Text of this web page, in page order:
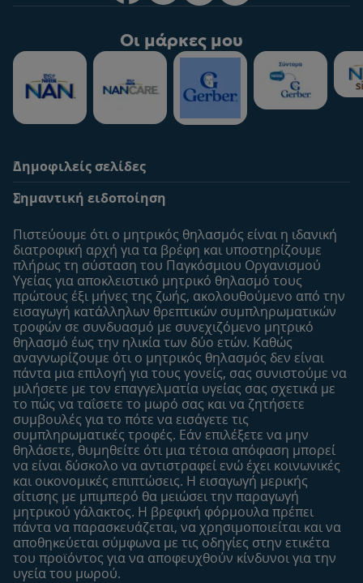
Οι μάρκες μου
Δημοφιλείς σελίδες
Οι Ειδικοί μας
Συχνές ερωτήσεις
Αναζήτηση
Επικοινώνησε μαζί μας
Σχετικά με εμάς
Η σελίδα μου
Το προφίλ μου
Είσοδος/Εγγραφή
Προϊόντα
Εύρεση προϊόντος
Οι μάρκες μου
Εύρεση καταστήματος
Δείγματα
Σημαντική ειδοποίηση
Πιστεύουμε ότι ο μητρικός θηλασμός είναι η ιδανική
διατροφική αρχή για τα βρέφη και υποστηρίζουμε
πλήρως τη σύσταση του Παγκόσμιου Οργανισμού
Υγείας για αποκλειστικό μητρικό θηλασμό τους
πρώτους έξι μήνες της ζωής, ακολουθούμενo από την
εισαγωγή κατάλληλων θρεπτικών συμπληρωματικών
τροφών σε συνδυασμό με συνεχιζόμενο μητρικό
θηλασμό έως την ηλικία των δύο ετών. Καθώς
αναγνωρίζουμε ότι ο μητρικός θηλασμός δεν είναι
πάντα μια επιλογή για τους γονείς, σας συνιστούμε να
μιλήσετε με τον επαγγελματία υγείας σας σχετικά με
το πώς να ταΐσετε το μωρό σας και να ζητήσετε
συμβουλές για το πότε να εισάγετε τις
συμπληρωματικές τροφές. Εάν επιλέξετε να μην
θηλάσετε, θυμηθείτε ότι μια τέτοια απόφαση μπορεί
να είναι δύσκολο να αντιστραφεί ενώ έχει κοινωνικές
και οικονομικές επιπτώσεις. Η εισαγωγή μερικής
σίτισης με μπιμπερό θα μειώσει την παραγωγή
μητρικού γάλακτος. Η βρεφική φόρμουλα πρέπει
πάντα να παρασκευάζεται, να χρησιμοποιείται και να
αποθηκεύεται σύμφωνα με τις οδηγίες στην ετικέτα
του προϊόντος για να αποφευχθούν κίνδυνοι για την
υγεία του μωρού.